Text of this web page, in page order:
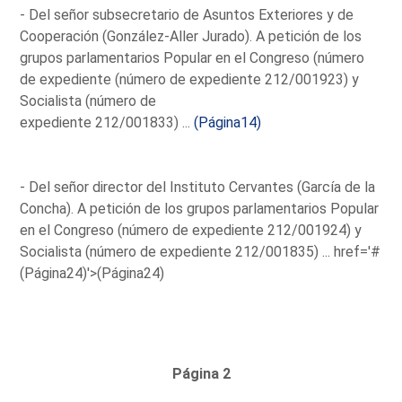
- Del señor subsecretario de Asuntos Exteriores y de
Cooperación (González-Aller Jurado). A petición de los
grupos parlamentarios Popular en el Congreso (número
de expediente (número de expediente 212/001923) y
Socialista (número de
expediente 212/001833) ...(Página14)
- Del señor director del Instituto Cervantes (García de la
Concha). A petición de los grupos parlamentarios Popular
en el Congreso (número de expediente 212/001924) y
Socialista (número de expediente 212/001835) ...href='#
(Página24)'>(Página24)
Página 2